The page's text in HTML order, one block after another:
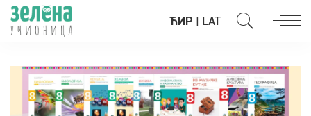
ЋИР | LAT